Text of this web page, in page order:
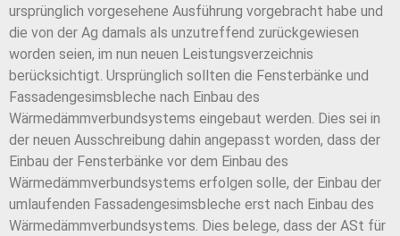
ursprünglich vorgesehene Ausführung vorgebracht habe und
die von der Ag damals als unzutreffend zurückgewiesen
worden seien, im nun neuen Leistungsverzeichnis
berücksichtigt. Ursprünglich sollten die Fensterbänke und
Fassadengesimsbleche nach Einbau des
Wärmedämmverbundsystems eingebaut werden. Dies sei in
der neuen Ausschreibung dahin angepasst worden, dass der
Einbau der Fensterbänke vor dem Einbau des
Wärmedämmverbundsystems erfolgen solle, der Einbau der
umlaufenden Fassadengesimsbleche erst nach Einbau des
Wärmedämmverbundsystems. Dies belege, dass der ASt für